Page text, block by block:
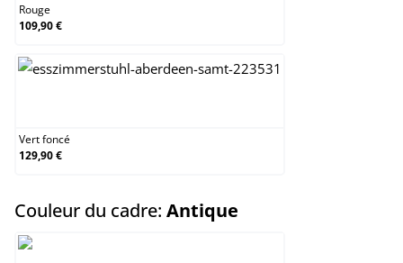
Rouge
109,90 €
Vert foncé
129,90 €
Couleur du cadre: Antique